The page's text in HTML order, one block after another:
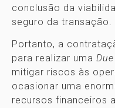
conclusão da
seguro da transação.
Portanto, a
para realizar uma
mitigar riscos às
ocasionar uma
recursos financeiros